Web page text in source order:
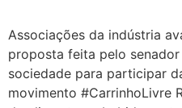
Litoral Sul
Baía Formosa
Associações da indústria
proposta feita pelo
sociedade para participar
movimento #CarrinhoLivre